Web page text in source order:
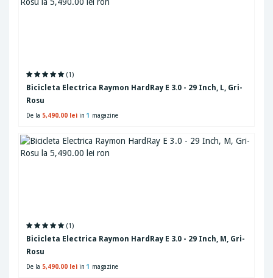
(1)
Bicicleta Electrica Raymon HardRay E 3.0 - 29 Inch, L, Gri-
Rosu
De la 5,490.00 lei in 1 magazine
(1)
Bicicleta Electrica Raymon HardRay E 3.0 - 29 Inch, M, Gri-
Rosu
De la 5,490.00 lei in 1 magazine